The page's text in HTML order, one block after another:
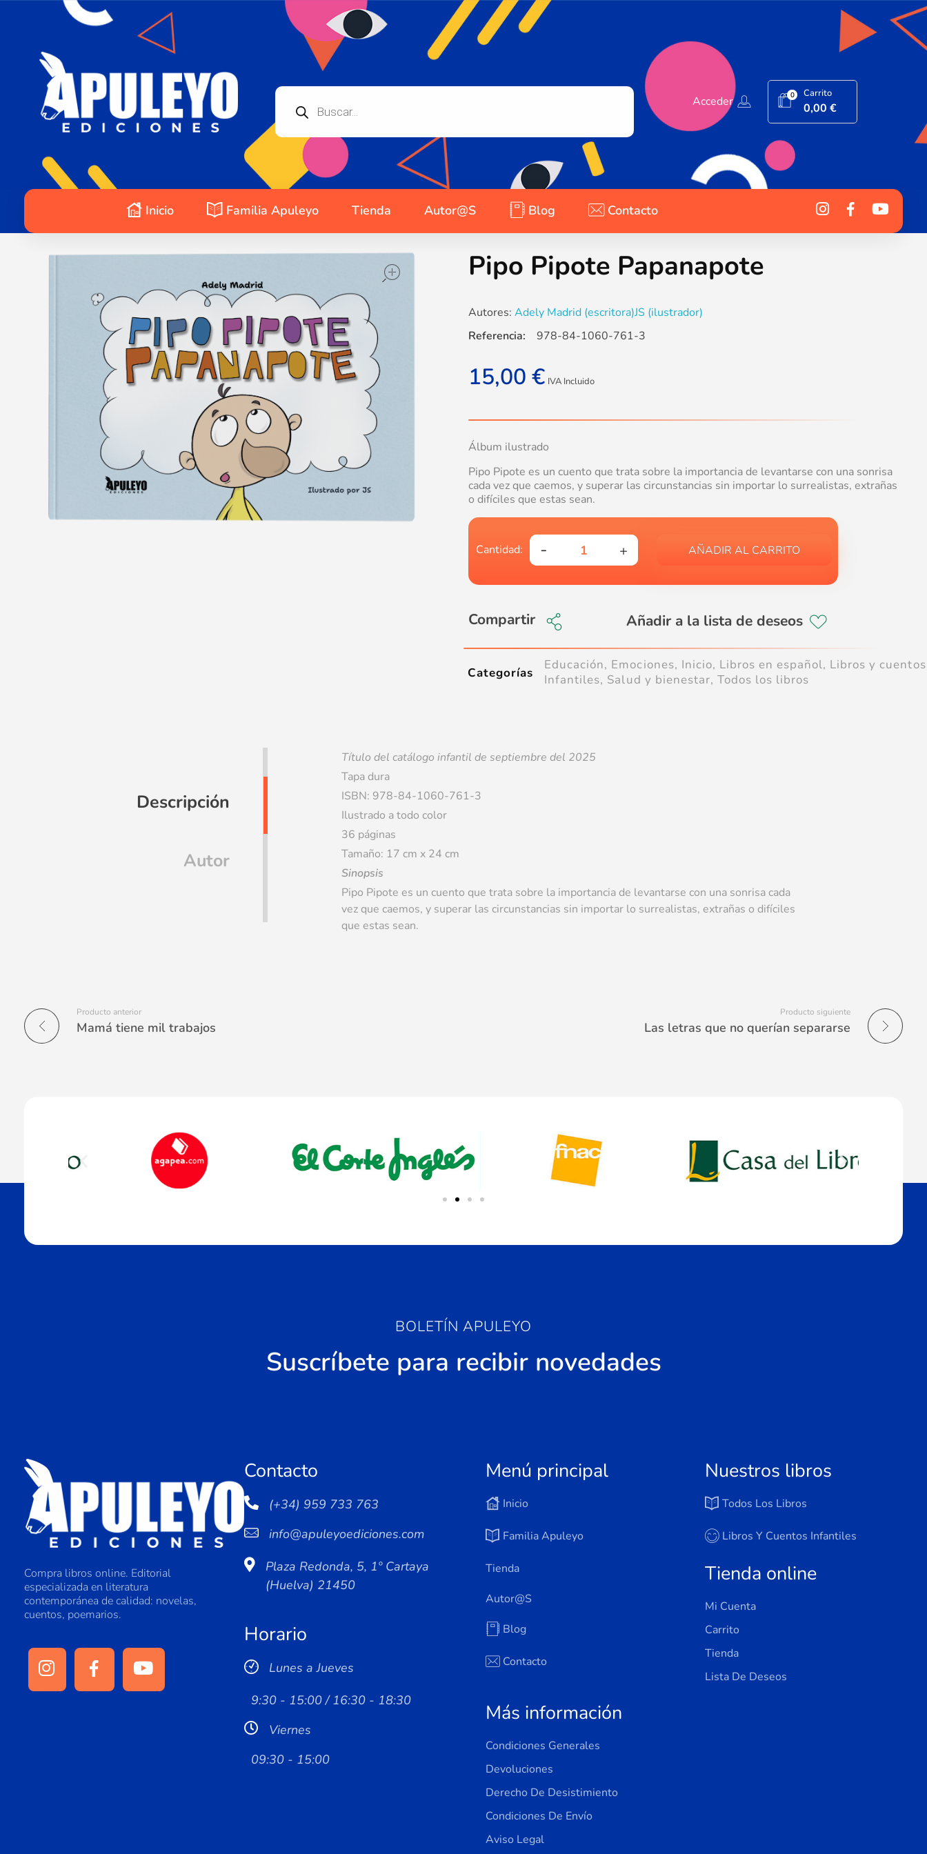
Acceder 0 Carrito
0,00€
Inicio Familia Apuleyo Tienda Autor@s Blog Contacto
Pipo Pipote Papanapote
Autores: Adely Madrid (escritora)JS (ilustrador)
15,00 € IVA Incluido
Álbum ilustrado
Pipo Pipote es un cuento que trata sobre la importancia de levantarse con una sonrisa
cada vez que caemos, y superar las circunstancias sin importar lo surrealistas, extrañas
o difíciles que estas sean.
AÑADIR AL CARRITO
Compartir
Referencia: 978-84-1060-761-3
Categorías Educación, Emociones, Inicio, Libros en español, Libros y cuentos
Infantiles, Salud y bienestar, Todos los libros
Descripción
Autor
Título del catálogo infantil de septiembre del 2025
Tapa dura
ISBN: 978-84-1060-761-3
Ilustrado a todo color
36 páginas
Tamaño: 17 cm x 24 cm
Sinopsis
Pipo Pipote es un cuento que trata sobre la importancia de levantarse con una sonrisa cada
vez que caemos, y superar las circunstancias sin importar lo surrealistas, extrañas o difíciles
que estas sean.
Producto anterior
Mamá tiene mil trabajos
Producto siguiente
Las letras que no querían separarse
BOLETÍN APULEYO
Suscríbete para recibir novedades
Compra libros online. Editorial
especializada en literatura
contemporánea de calidad: novelas,
cuentos, poemarios.
Contacto
(+34) 959 733 763
info@apuleyoediciones.com
Plaza Redonda, 5, 1º Cartaya
(Huelva) 21450
Horario
Lunes a Jueves
9:30 - 15:00 / 16:30 - 18:30
Viernes
09:30 - 15:00
Menú principal
Inicio
Familia Apuleyo
Tienda
Autor@s
Blog
Contacto
Más información
Condiciones Generales
Devoluciones
Derecho De Desistimiento
Condiciones De Envío
Aviso Legal
Nuestros libros
Todos Los Libros
Libros Y Cuentos Infantiles
Tienda online
Mi Cuenta
Carrito
Tienda
Lista De Deseos